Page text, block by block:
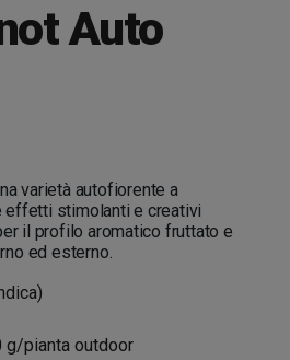
Auto
varietà autofiorente a
effetti stimolanti e creativi
il profilo aromatico fruttato e
ed esterno.
pianta outdoor